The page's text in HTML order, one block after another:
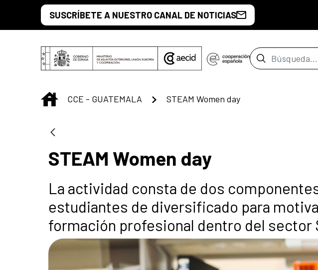
Saltar al contenido principal
SUSCRÍBETE A NUESTRO CANAL DE NOTICIAS
Barra de
INICIO
CCE - GUATEMALA STEAM Women day
STEAM Women day
La actividad consta de dos
estudiantes de diversificado para
formación profesional dentro del sector